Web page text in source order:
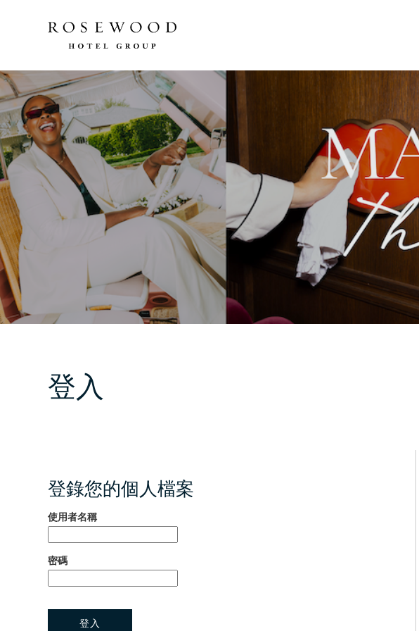
登入
登錄您的個人檔案
使用者名稱
密碼
登入